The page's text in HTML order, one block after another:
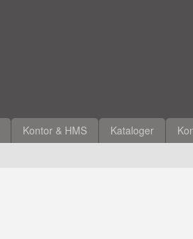
Kontor & HMS Kataloger